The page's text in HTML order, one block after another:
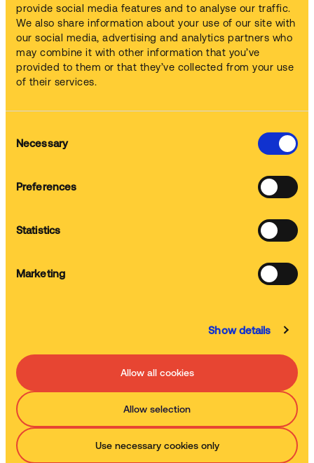
provide social media features and to analyse our traffic.
We also share information about your use of our site with
our social media, advertising and analytics partners who
may combine it with other information that you’ve
provided to them or that they’ve collected from your use
of their services.
Necessary
Preferences
Statistics
Marketing
Show details
Allow all cookies
Allow selection
Use necessary cookies only
Rozpuszczalniki do czyszczenia części
metalu i są przeznaczone do stosowania w naszych ręcznych
myjkach.
Dowiedz się więcej
Dlaczego warto wybrać płyny do myjek
Nasze płyny do myjek zostały opracowane tak, aby zapewniać
dekad mieliśmy okazję testować ich działanie na różnych
materiałach i zanieczyszczeniach w wielu branżach.
Wybierając Safetykleen, otrzymujesz sprawdzony produkt
dopasowany do Twoich potrzeb, oszczędzając czas i zasoby,
które musiałbyś poświęcić na samodzielne pozyskanie
odpowiednich środków czyszczących.
Kompleksowa obsługa